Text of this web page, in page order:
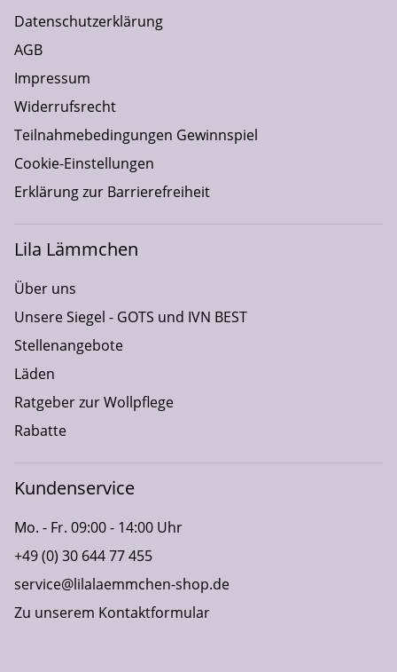
Datenschutzerklärung
AGB
Impressum
Widerrufsrecht
Teilnahmebedingungen Gewinnspiel
Cookie-Einstellungen
Erklärung zur Barrierefreiheit
Lila Lämmchen
Über uns
Unsere Siegel - GOTS und IVN BEST
Stellenangebote
Läden
Ratgeber zur Wollpflege
Rabatte
Kundenservice
Mo. - Fr. 09:00 - 14:00 Uhr
+49 (0) 30 644 77 455
service@lilalaemmchen-shop.de
Zu unserem Kontaktformular